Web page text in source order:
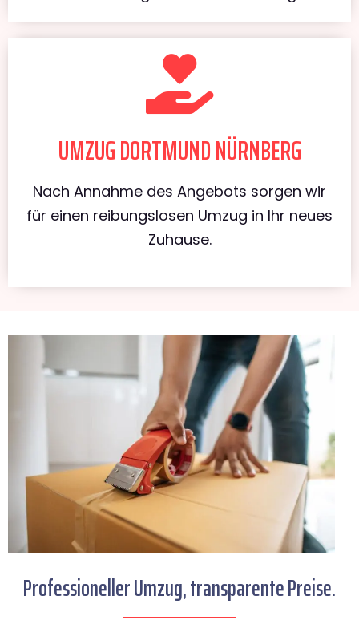
UMZUG DORTMUND NÜRNBERG
Nach Annahme des Angebots sorgen wir
für einen reibungslosen Umzug in Ihr neues
Zuhause.
Professioneller Umzug, transparente Preise.